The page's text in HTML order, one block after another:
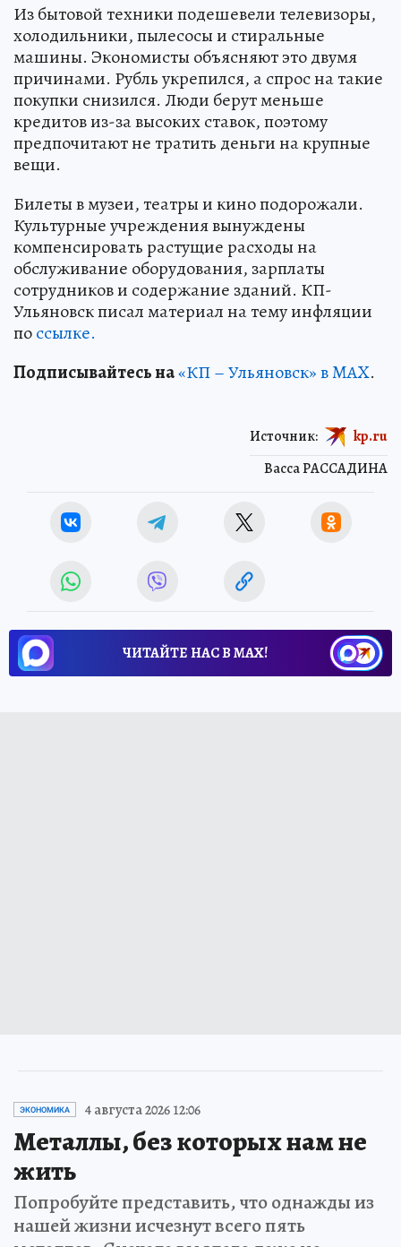
Из бытовой техники подешевели телевизоры,
холодильники, пылесосы и стиральные
машины. Экономисты объясняют это двумя
причинами. Рубль укрепился, а спрос на такие
покупки снизился. Люди берут меньше
кредитов из-за высоких ставок, поэтому
предпочитают не тратить деньги на крупные
вещи.
Билеты в музеи, театры и кино подорожали.
Культурные учреждения вынуждены
компенсировать растущие расходы на
обслуживание оборудования, зарплаты
сотрудников и содержание зданий. КП-
Ульяновск писал материал на тему инфляции
поссылке.
Подписывайтесь на«КП – Ульяновск» в MAX.
Васса РАССАДИНА
Источник: kp.ru
ЧИТАЙТЕ НАС В МАХ!
ЭКОНОМИКА 4 августа 2026 12:06
Металлы, без которых нам не
жить
Попробуйте представить, что однажды из
нашей жизни исчезнут всего пять